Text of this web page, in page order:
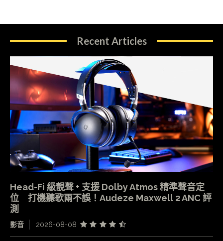
Recent Articles
Head-Fi 級靚聲 + 支援 Dolby Atmos 精準聲音定
位 打機聽歌兩不誤！Audeze Maxwell 2 ANC 評
測
影音 2026-08-08